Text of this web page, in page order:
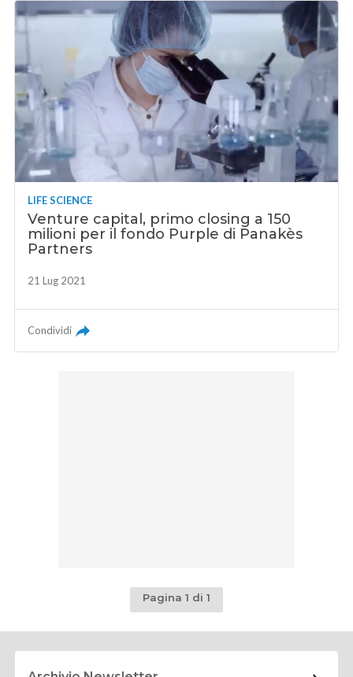
LIFE SCIENCE
Venture capital, primo closing a 150
milioni per il fondo Purple di Panakès
Partners
21 Lug 2021
Condividi
Pagina 1 di 1